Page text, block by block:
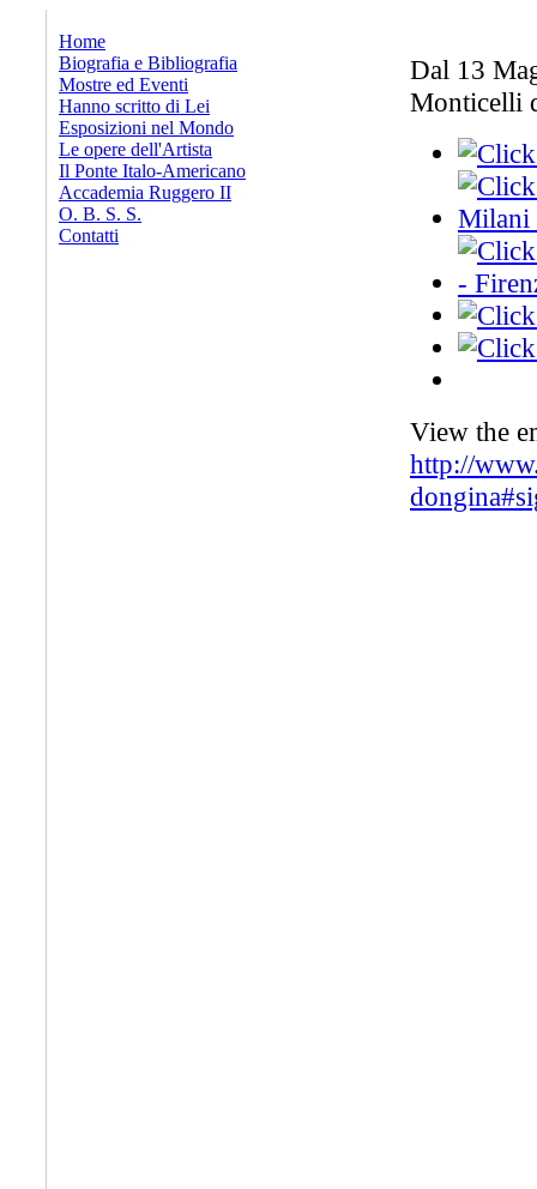
Home
Biografia e Bibliografia
Mostre ed Eventi
Hanno scritto di Lei
Esposizioni nel Mondo
Le opere dell'Artista
Il Ponte Italo-Americano
Accademia Ruggero II
O. B. S. S.
Contatti
Dal 13
Monticelli
View the
http://